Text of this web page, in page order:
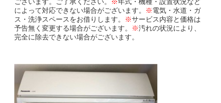
によって対応できない場合がございます。
※電気・水道・ガ
ス・洗浄スペースをお借りします。
※サービス内容と価格は
予告無く変更する場合がございます。
※汚れの状況により、
完全に除去できない場合がございます。